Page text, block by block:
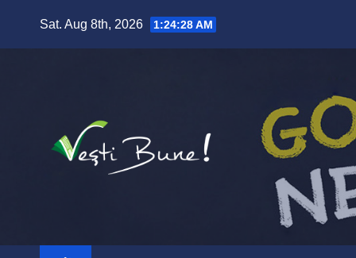
Sat. Aug 8th, 2026
1:24:29 AM